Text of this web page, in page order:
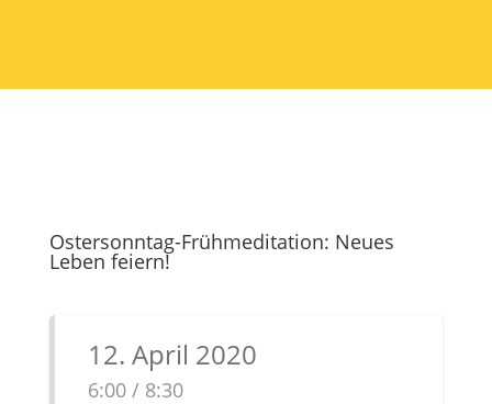
Ostersonntag-Frühmeditation: Neues
Leben feiern!
12. April 2020
6:00 / 8:30